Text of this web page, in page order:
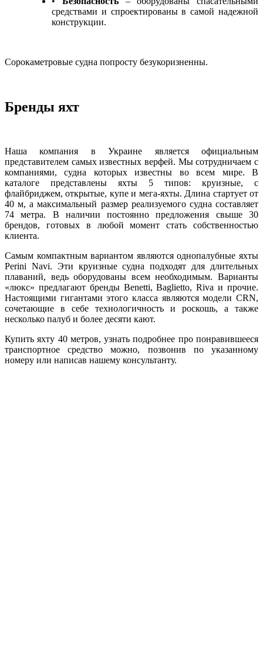
средствами и спроектированы в самой надежной
конструкции.
Сорокаметровые судна попросту безукоризненны.
Бренды яхт
Наша компания в Украине является официальным
представителем самых известных верфей. Мы сотрудничаем с
компаниями, судна которых известны во всем мире. В
каталоге представлены яхты 5 типов: круизные, с
флайбриджем, открытые, купе и мега-яхты. Длина стартует от
40 м, а максимальный размер реализуемого судна составляет
74 метра. В наличии постоянно предложения свыше 30
брендов, готовых в любой момент стать собственностью
клиента.
Самым компактным вариантом являются однопалубные яхты
Perini Navi. Эти круизные судна подходят для длительных
плаваний, ведь оборудованы всем необходимым. Варианты
«люкс» предлагают бренды Benetti, Baglietto, Riva и прочие.
Настоящими гигантами этого класса являются модели CRN,
сочетающие в себе технологичность и роскошь, а также
несколько палуб и более десяти кают.
Купить яхту 40 метров, узнать подробнее про понравившееся
транспортное средство можно, позвонив по указанному
номеру или написав нашему консультанту.